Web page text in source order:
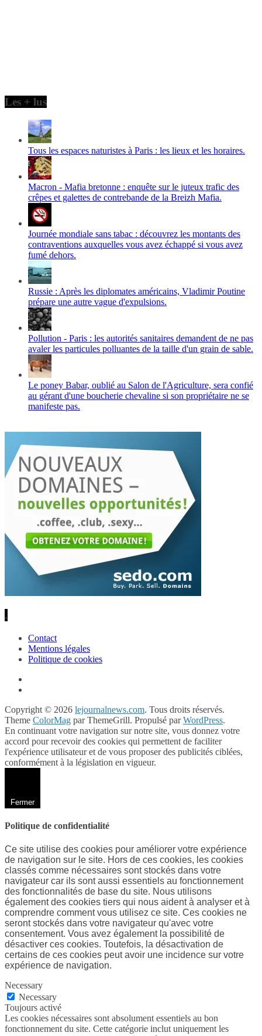
Les + lus
Tous les espaces naturistes à Paris : les lieux et les horaires.
Macron - Mafia bretonne : enquête sur le juteux trafic des
crêpes et galettes de contrebande de la Breizh Mafia.
Journée mondiale sans tabac : découvrez les montants des
contraventions auxquelles vous avez échappé si vous avez
fumé dehors.
Russie : Après les diplomates américains, Vladimir Poutine
prépare une autre vague d'expulsions.
Pollution - Paris : les autorités sanitaires demandent de ne pas
avaler les particules polluantes de la taille d'un grain de sable.
Le poney Babar, oublié au Salon de l'Agriculture, sera confié
au gérant d'une boucherie chevaline si son propriétaire ne se
manifeste pas.
.
Contact
Mentions légales
Politique de cookies
Copyright © 2026 lejournalnews.com. Tous droits réservés.
Theme ColorMag par ThemeGrill. Propulsé parWordPress.
En continuant votre navigation sur notre site, vous donnez votre
accord pour recevoir des cookies qui permettent de faciliter
l'expérience utilisateur et de vous proposer des publicités ciblées,
conformément à la législation en vigueur.
Fermer
Politique de confidentialité
Ce site utilise des cookies pour améliorer votre expérience
de navigation sur le site. Hors de ces cookies, les cookies
classés comme nécessaires sont stockés dans votre
navigateur car ils sont aussi essentiels au fonctionnement
des fonctionnalités de base du site. Nous utilisons
également des cookies tiers qui nous aident à analyser et à
comprendre comment vous utilisez ce site. Ces cookies ne
seront stockés dans votre navigateur qu'avec votre
consentement. Vous avez également la possibilité de
désactiver ces cookies. Toutefois, la désactivation de
certains de ces cookies peut avoir une incidence sur votre
expérience de navigation.
Necessary
Necessary
Toujours activé
Les cookies nécessaires sont absolument essentiels au bon
fonctionnement du site. Cette catégorie inclut uniquement les